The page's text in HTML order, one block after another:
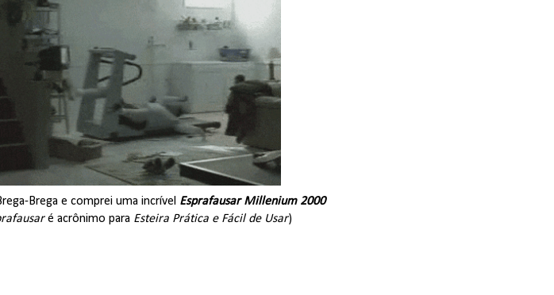
Brega e comprei uma incrível Esprafausar Millenium 2000
é acrônimo para Esteira Prática e Fácil de Usar)